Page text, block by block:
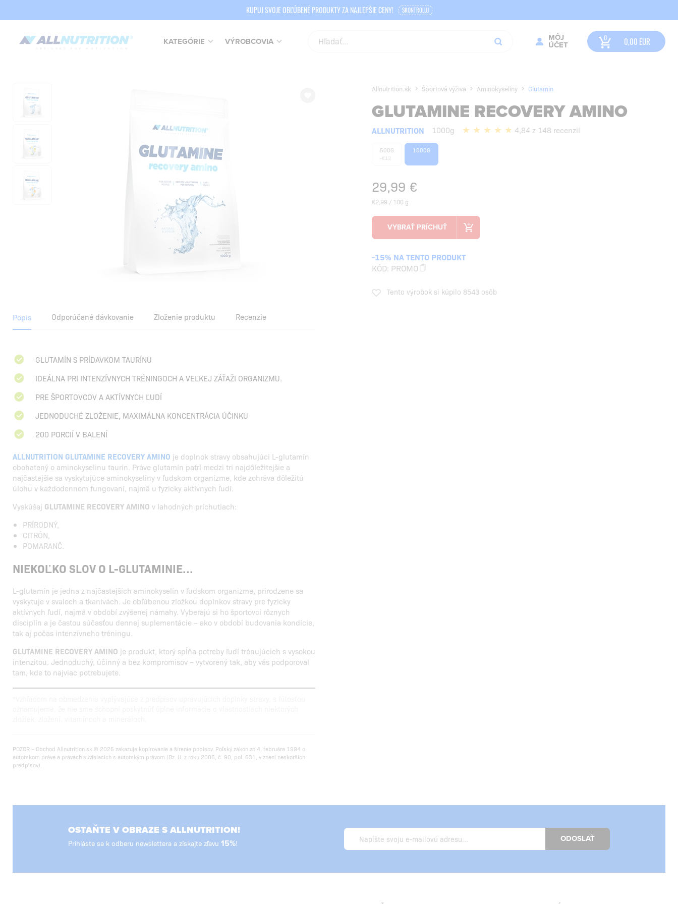
KUPUJ SVOJE OBĽÚBENÉ PRODUKTY ZA NAJLEPŠIE CENY! SKONTROLUJ
KATEGÓRIE VÝROBCOVIA
MÔJ
ÚČET
0,00 EUR
Allnutrition.sk Športová výživa Aminokyseliny Glutamín
GLUTAMINE RECOVERY AMINO
ALLNUTRITION 1000g 4,84 z 148 recenzií
500G
-€13
1000G
29,99 €
€2,99 / 100 g
-15% NA TENTO PRODUKT
KÓD: PROMO
Tento výrobok si kúpilo 8543 osôb
Popis Odporúčané dávkovanie Zloženie produktu Recenzie
GLUTAMÍN S PRÍDAVKOM TAURÍNU
IDEÁLNA PRI INTENZÍVNYCH TRÉNINGOCH A VEĽKEJ ZÁŤAŽI ORGANIZMU.
PRE ŠPORTOVCOV A AKTÍVNYCH ĽUDÍ
JEDNODUCHÉ ZLOŽENIE, MAXIMÁLNA KONCENTRÁCIA ÚČINKU
200 PORCIÍ V BALENÍ
ALLNUTRITION GLUTAMINE RECOVERY AMINO je doplnok stravy obsahujúci L-glutamín
obohatený o aminokyselinu taurín. Práve glutamín patrí medzi tri najdôležitejšie a
najčastejšie sa vyskytujúce aminokyseliny v ľudskom organizme, kde zohráva dôležitú
úlohu v každodennom fungovaní, najmä u fyzicky aktívnych ľudí.
Vyskúšaj GLUTAMINE RECOVERY AMINO v lahodných príchutiach:
PRÍRODNÝ,
CITRÓN,
POMARANČ.
NIEKOĽKO SLOV O L-GLUTAMINIE...
L-glutamín je jedna z najčastejších aminokyselín v ľudskom organizme, prirodzene sa
vyskytuje v svaloch a tkanivách. Je obľúbenou zložkou doplnkov stravy pre fyzicky
aktívnych ľudí, najmä v období zvýšenej námahy. Vyberajú si ho športovci rôznych
disciplín a je častou súčasťou dennej suplementácie – ako v období budovania kondície,
tak aj počas intenzívneho tréningu.
GLUTAMINE RECOVERY AMINO je produkt, ktorý spĺňa potreby ľudí trénujúcich s vysokou
intenzitou. Jednoduchý, účinný a bez kompromisov – vytvorený tak, aby vás podporoval
tam, kde to najviac potrebujete.
POZOR – Obchod Allnutrition.sk © 2026 zakazuje kopírovanie a šírenie popisov. Poľský zákon zo 4. februára 1994 o
autorskom práve a právach súvisiacich s autorským právom (Dz. U. z roku 2006, č. 90, pol. 631, v znení neskorších
predpisov).
OSTAŇTE V OBRAZE S ALLNUTRITION!
Prihláste sa k odberu newslettera a získajte zľavu 15%! ODOSLAŤ